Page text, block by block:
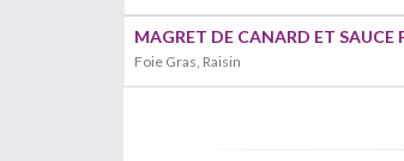
Foie Gras, Raisin